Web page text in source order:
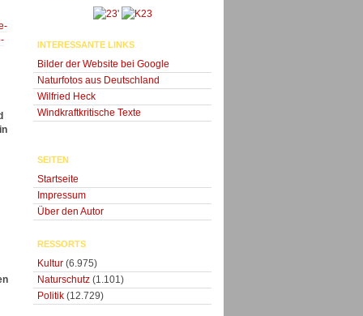
'
INTERESSANTE LINKS
Bilder der Website bei Google
Naturfotos aus Deutschland
Wilfried Heck
Windkraftkritische Texte
SEITEN
Startseite
Impressum
Über den Autor
RESSORTS
Kultur (6.975)
Naturschutz (1.101)
Politik (12.729)